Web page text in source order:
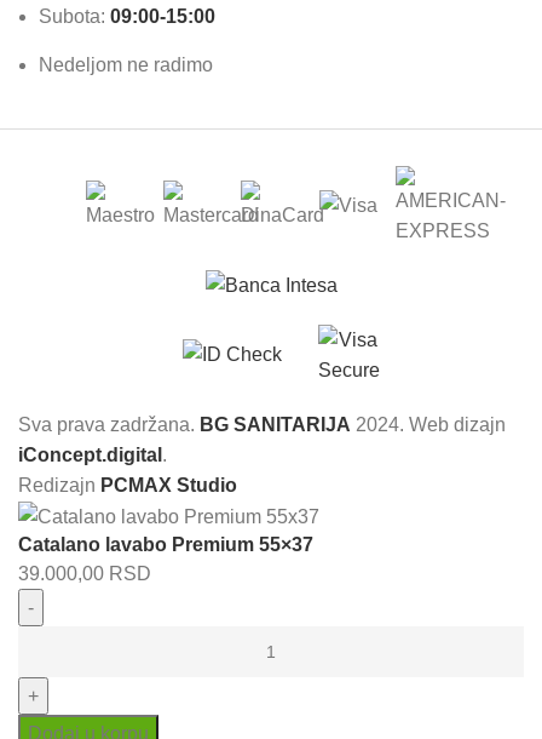
Subota: 09:00-15:00
Nedeljom ne radimo
Sva prava zadržana. BG SANITARIJA 2024. Web dizajn
iConcept.digital .
Redizajn PCMAX Studio
Catalano lavabo Premium 55×37
39.000,00 RSD
Premium
55x37
Dodaj u korpu